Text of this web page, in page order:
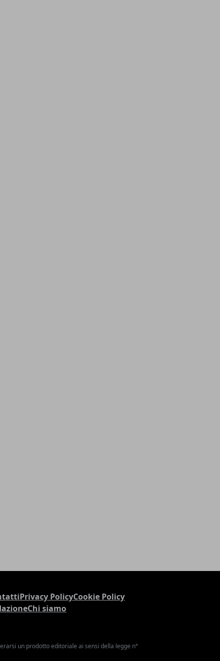
Privacy PolicyCookie Policy
Chi siamo
un prodotto editoriale ai sensi della legge n°